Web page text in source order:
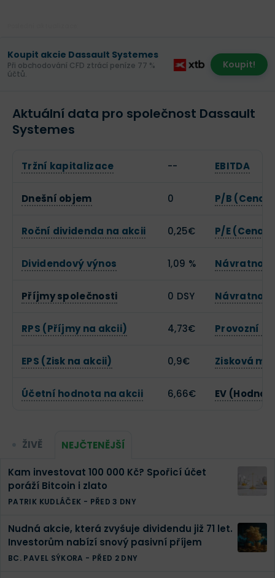
Koupit akcie Dassault Systemes
Při obchodování CFD ztrácí peníze 77 %
účtů.
Koupit!
Aktuální data pro společnost Dassault
Systemes
Tržní kapitalizace -- EBITDA
Dnešní objem 0 P/B (Cena
Roční dividenda na akcii 0,25€ P/E (Cena
Dividendový výnos 1,09 %
Příjmy společnosti 0 DSY
RPS (Příjmy na akcii) 4,73€ Provozní
EPS (Zisk na akcii) 0,9€ Zisková
Účetní hodnota na akcii 6,66€ EV
ŽIVĚ NEJČTENĚJŠÍ
Kam investovat 100 000 Kč? Spořicí účet
poráží Bitcoin i zlato
PATRIK KUDLÁČEK - PŘED 3 DNY
Nudná akcie, která zvyšuje dividendu již 71 let.
Investorům nabízí snový pasivní příjem
BC. PAVEL SÝKORA - PŘED 2 DNY